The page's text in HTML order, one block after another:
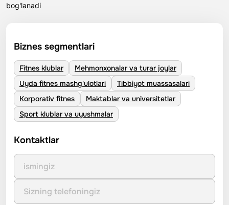
bog'lanadi
Biznes segmentlari
Fitnes klublar
Mehmonxonalar va turar joylar
Uyda fitnes mashg'ulotlari
Tibbiyot muassasalari
Korporativ fitnes
Maktablar va universitetlar
Sport klublar va uyushmalar
Kontaktlar